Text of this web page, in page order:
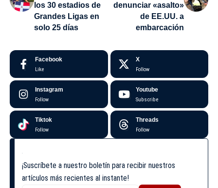
los 30 estadios de
Grandes Ligas en
solo 25 días
denunciar «asalto»
de EE.UU. a
embarcación
Facebook
Like
X
Follow
Instagram
Follow
Youtube
Subscribe
Tiktok
Follow
Threads
Follow
¡Suscríbete a nuestro boletín para recibir nuestros
artículos más recientes al instante!